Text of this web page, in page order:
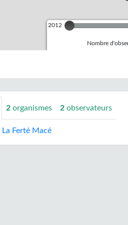
2012
Nombre
2 organismes 2 observateurs
La Ferté Macé